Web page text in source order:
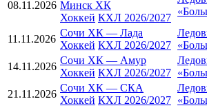
08.11.2026 Минск ХК
Хоккей КХЛ 2026/2027
11.11.2026
Сочи ХК — Лада
Хоккей КХЛ 2026/2027
14.11.2026
Сочи ХК — Амур
Хоккей КХЛ 2026/2027
21.11.2026
Сочи ХК — СКА
Хоккей КХЛ 2026/2027